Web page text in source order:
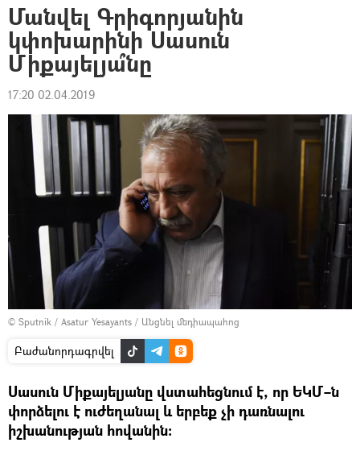
Մանվել Գրիգորյանին
կփոխարինի Սասուն
Միքայելյա՞նը
17:20 02.04.2019
© Sputnik / Asatur Yesayants / Անցնել մեդիապահոց
Բաժանորդագրվել
Սասուն Միքայելյանը վստահեցնում է, որ ԵԿՄ–ն
փորձելու է ուժեղանալ և երբեք չի դառնալու
իշխանության հովանին։